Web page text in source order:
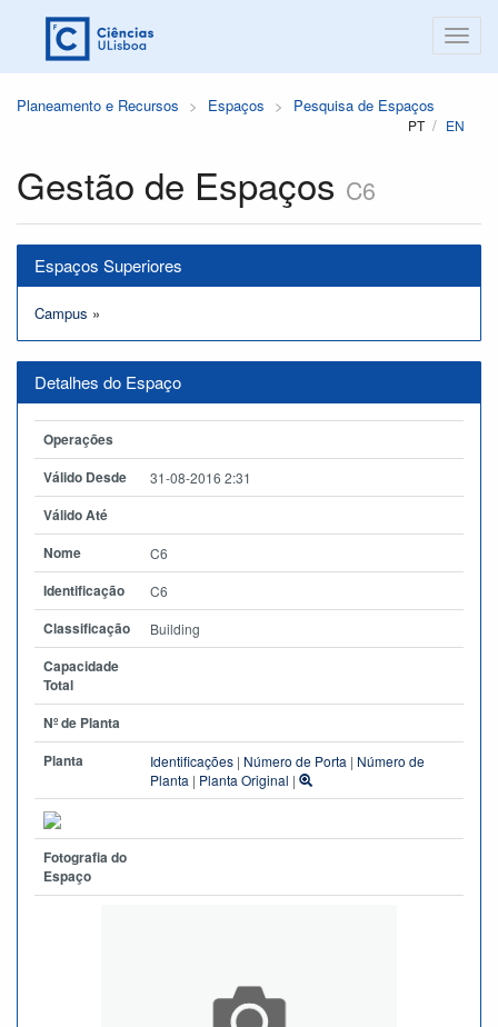
Planeamento e Recursos Espaços Pesquisa de Espaços
PT EN
Gestão de Espaços C6
Espaços Superiores
Campus »
Detalhes do Espaço
Operações
Válido Desde
31-08-2016 2:31
Válido Até
Nome
C6
Identificação C6
Classificação Building
Capacidade
Total
Nº de Planta
Planta
Identificações | Número de Porta | Número de
Planta | Planta Original |
Fotografia do
Espaço